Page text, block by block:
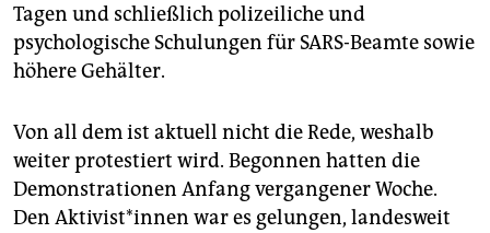
Tagen und schließlich polizeiliche und
psychologische Schulungen für SARS-Beamte sowie
höhere Gehälter.
Von all dem ist aktuell nicht die Rede, weshalb
weiter protestiert wird. Begonnen hatten die
Demonstrationen Anfang vergangener Woche.
Den Aktivist*innen war es gelungen, landesweit